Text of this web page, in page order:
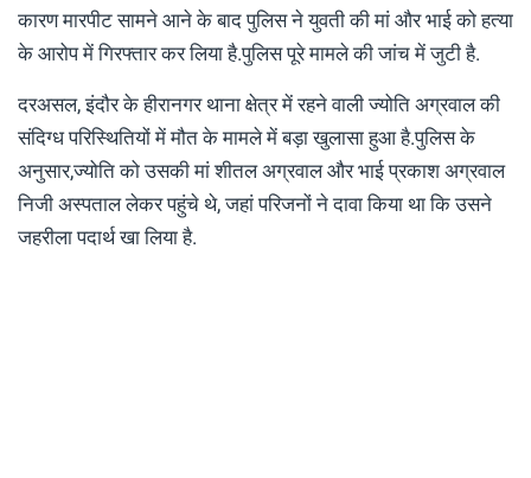
कारण मारपीट सामने आने के बाद पुलिस ने युवती की मां और भाई को हत्या
के आरोप में गिरफ्तार कर लिया है.पुलिस पूरे मामले की जांच में जुटी है.
दरअसल, इंदौर के हीरानगर थाना क्षेत्र में रहने वाली ज्योति अग्रवाल की
संदिग्ध परिस्थितियों में मौत के मामले में बड़ा खुलासा हुआ है.पुलिस के
अनुसार,ज्योति को उसकी मां शीतल अग्रवाल और भाई प्रकाश अग्रवाल
निजी अस्पताल लेकर पहुंचे थे, जहां परिजनों ने दावा किया था कि उसने
जहरीला पदार्थ खा लिया है.